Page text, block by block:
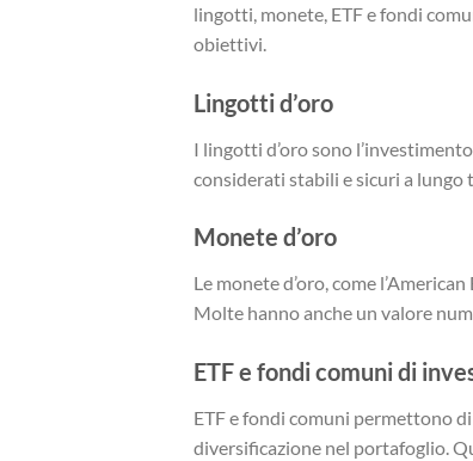
lingotti, monete, ETF e fondi
obiettivi.
Lingotti d’oro
I lingotti d’oro sono
considerati stabili e sicuri a lungo
Monete d’oro
Le monete d’oro, come
Molte hanno anche un valore
ETF e fondi comuni di
ETF e fondi comuni permettono
diversificazione nel portafoglio.